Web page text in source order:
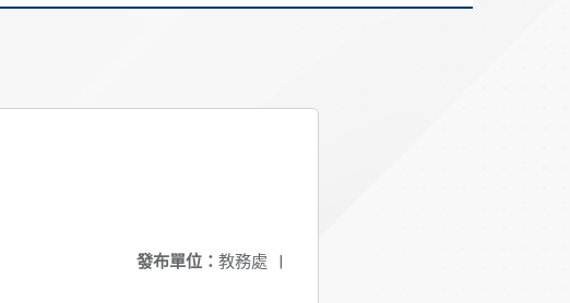
發布單位： 教務處 |